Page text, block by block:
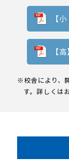
【
【
※校舎により、
す。詳しくは